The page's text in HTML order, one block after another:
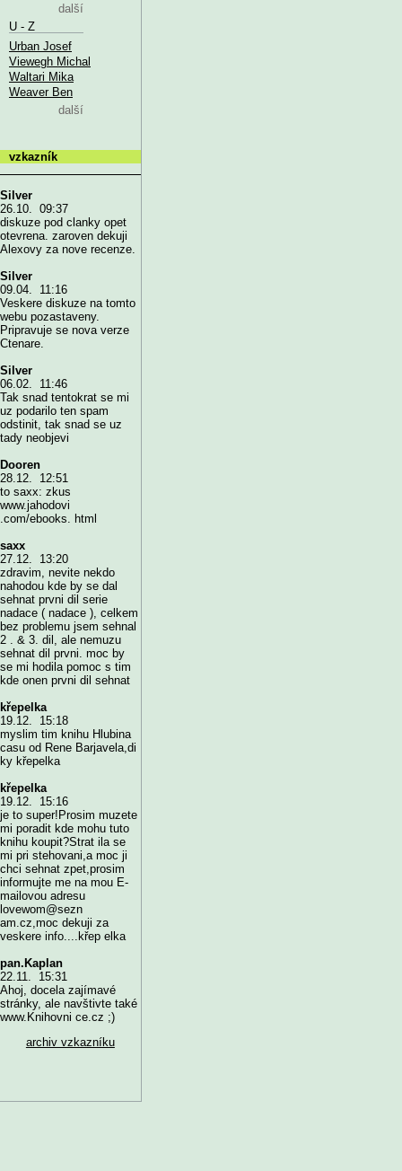
další
U - Z
Urban Josef
Viewegh Michal
Waltari Mika
Weaver Ben
další
vzkazník
Silver
26.10. 09:37
diskuze pod clanky opet
otevrena. zaroven dekuji
Alexovy za nove recenze.
Silver
09.04. 11:16
Veskere diskuze na tomto
webu pozastaveny.
Pripravuje se nova verze
Ctenare.
Silver
06.02. 11:46
Tak snad tentokrat se mi
uz podarilo ten spam
odstinit, tak snad se uz
tady neobjevi
Dooren
28.12. 12:51
to saxx: zkus
www.jahodovi
.com/ebooks. html
saxx
27.12. 13:20
zdravim, nevite nekdo
nahodou kde by se dal
sehnat prvni dil serie
nadace ( nadace ), celkem
bez problemu jsem sehnal
2 . & 3. dil, ale nemuzu
sehnat dil prvni. moc by
se mi hodila pomoc s tim
kde onen prvni dil sehnat
křepelka
19.12. 15:18
myslim tim knihu Hlubina
casu od Rene Barjavela,di
ky křepelka
křepelka
19.12. 15:16
je to super!Prosim muzete
mi poradit kde mohu tuto
knihu koupit?Strat ila se
mi pri stehovani,a moc ji
chci sehnat zpet,prosim
informujte me na mou E-
mailovou adresu
lovewom@sezn
am.cz,moc dekuji za
veskere info....křep elka
pan.Kaplan
22.11. 15:31
Ahoj, docela zajímavé
stránky, ale navštivte také
www.Knihovni ce.cz ;)
archiv vzkazníku